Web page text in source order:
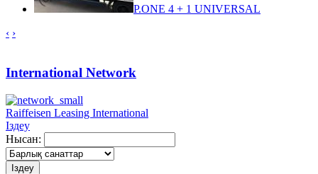
P.ONE 4 + 1 UNIVERSAL
‹ ›
International Network
Raiffeisen Leasing International
Іздеу
Нысан:
Іздеу